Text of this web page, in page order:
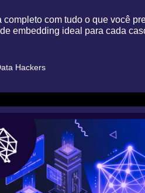
completo com tudo o que você
embedding ideal para cada
Hackers